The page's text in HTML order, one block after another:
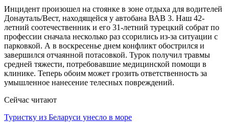
Инцидент произошел на стоянке в зоне отдыха для водителей
Донауталь/Вест, находящейся у автобана ВАВ 3. Наш 42-
летний соотечественник и его 31-летний турецкий собрат по
профессии сначала несколько раз ссорились из-за ситуации с
парковкой. А в воскресенье днем конфликт обострился и
завершился отчаянной потасовкой. Турок получил травмы
средней тяжести, потребовавшие медицинской помощи в
клинике. Теперь обоим может грозить ответственность за
умышленное нанесение телесных повреждений.
Сейчас читают
Туристку из Беларуси унесло в море